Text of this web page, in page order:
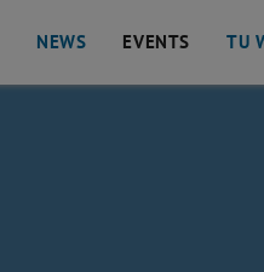
NEWS EVENTS TU